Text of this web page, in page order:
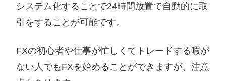
システム化することで24時間放置で自動的に取
引をすることが可能です。
FXの初心者や仕事が忙しくてトレードする暇が
ない人でもFXを始めることができますが、注意